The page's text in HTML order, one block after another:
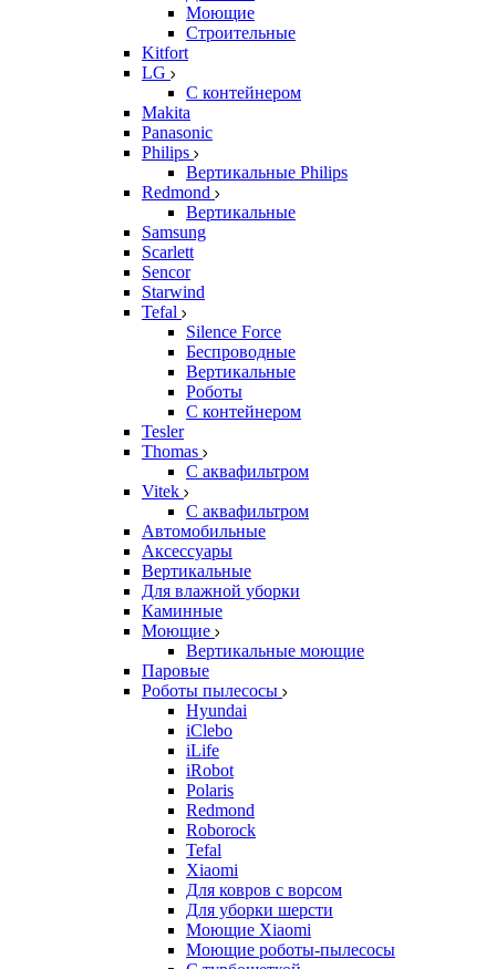
Моющие
Строительные
Kitfort
LG
С контейнером
Makita
Panasonic
Philips
Вертикальные Philips
Redmond
Вертикальные
Samsung
Scarlett
Sencor
Starwind
Tefal
Silence Force
Беспроводные
Вертикальные
Роботы
С контейнером
Tesler
Thomas
С аквафильтром
Vitek
С аквафильтром
Автомобильные
Аксессуары
Вертикальные
Для влажной уборки
Каминные
Моющие
Вертикальные моющие
Паровые
Роботы пылесосы
Hyundai
iClebo
iLife
iRobot
Polaris
Redmond
Roborock
Tefal
Xiaomi
Для ковров с ворсом
Для уборки шерсти
Моющие Xiaomi
Моющие роботы-пылесосы